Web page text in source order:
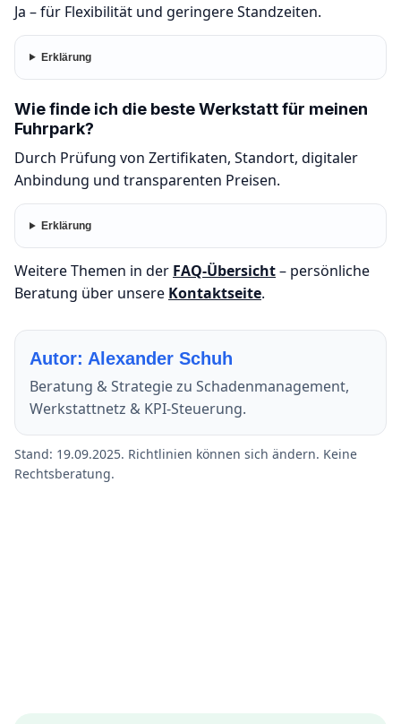
Ja – für Flexibilität und geringere Standzeiten.
Erklärung
Wie finde ich die beste Werkstatt für meinen
Fuhrpark?
Durch Prüfung von Zertifikaten, Standort, digitaler
Anbindung und transparenten Preisen.
Erklärung
Weitere Themen in der FAQ-Übersicht– persönliche
Beratung über unsere Kontaktseite.
Autor: Alexander Schuh
Beratung & Strategie zu Schadenmanagement,
Werkstattnetz & KPI-Steuerung.
Stand: 19.09.2025. Richtlinien können sich ändern. Keine
Rechtsberatung.